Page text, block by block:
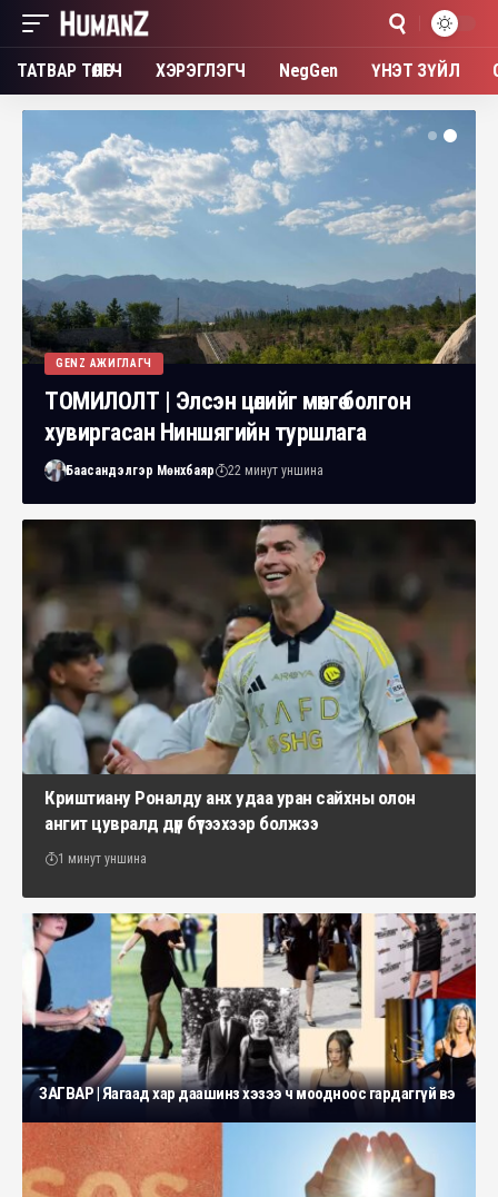
ТАТВАР ТӨЛӨГЧ ХЭРЭГЛЭГЧ NegGen ҮНЭТ ЗҮЙЛ
GENZ АЖИГЛАГЧ
ТОМИЛОЛТ | Элсэн цөлийг мөнгө болгон
хувиргасан Ниншягийн туршлага
Баасандэлгэр Мөнхбаяр 22 минут уншина
Криштиану Роналду анх удаа уран сайхны олон
ангит цувралд дүр бүтээхээр болжээ
1 минут уншина
ЗАГВАР | Яагаад хар даашинз хэзээ ч моодноос гардаггүй вэ